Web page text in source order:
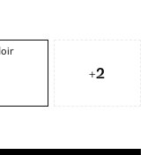
+2